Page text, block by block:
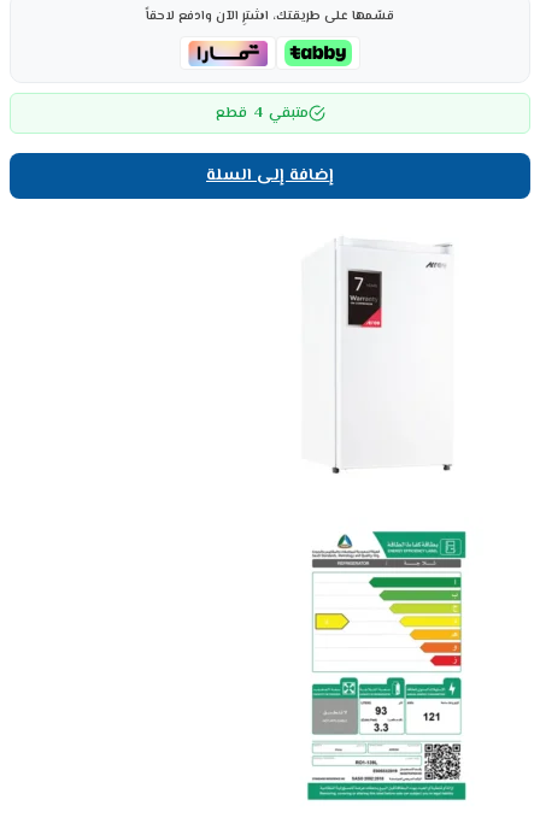
قسّمها على طريقتك، اشترِ الآن وادفع لاحقاً
متبقي 4 قطع
إضافة إلى السلة